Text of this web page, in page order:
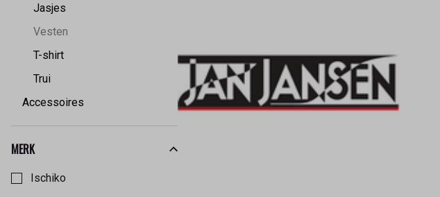
Jasjes
Vesten
T-shirt
Trui
Accessoires
MERK
Ischiko